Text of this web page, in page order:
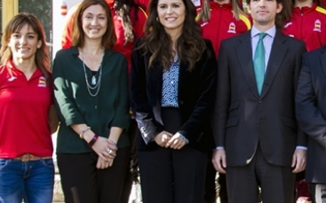
para Redes sociales